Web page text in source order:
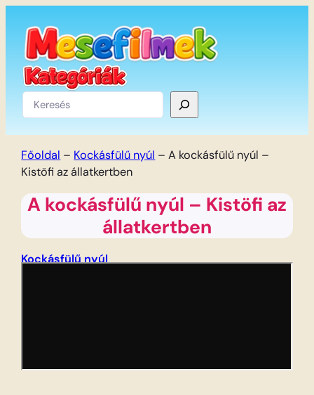
tartalomhoz
Keresés
Főoldal – Kockásfülű nyúl –A kockásfülű nyúl –
Kistöfi az állatkertben
A kockásfülű nyúl – Kistöfi az
állatkertben
Kockásfülű nyúl